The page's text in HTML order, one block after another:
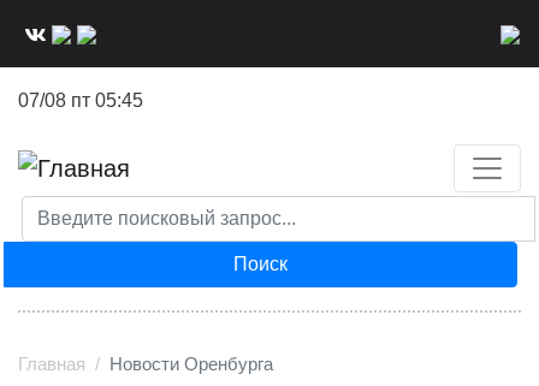
07/08 пт 05:45
Поиск
Главная Новости Оренбурга